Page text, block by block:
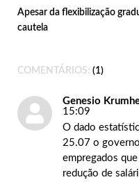
Apesar da flexibilização
cautela
COMENTÁRIOS: 1
Genesio
15:09
O dado
25.07 o
empregados
redução de